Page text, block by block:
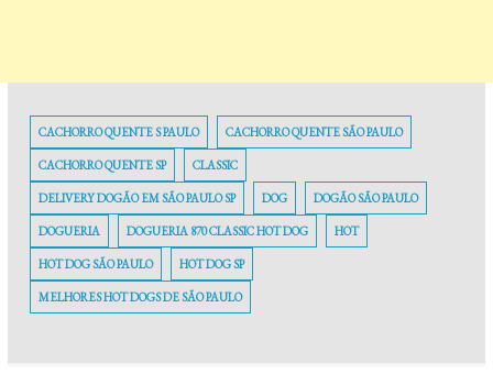
CACHORRO QUENTE S PAULO CACHORRO QUENTE SÃO PAULO
CACHORRO QUENTE SP CLASSIC
DELIVERY DOGÃO EM SÃO PAULO SP DOG DOGÃO SÃO PAULO
DOGUERIA DOGUERIA 870 CLASSIC HOT DOG HOT
HOT DOG SÃO PAULO HOT DOG SP
MELHORES HOT DOGS DE SÃO PAULO